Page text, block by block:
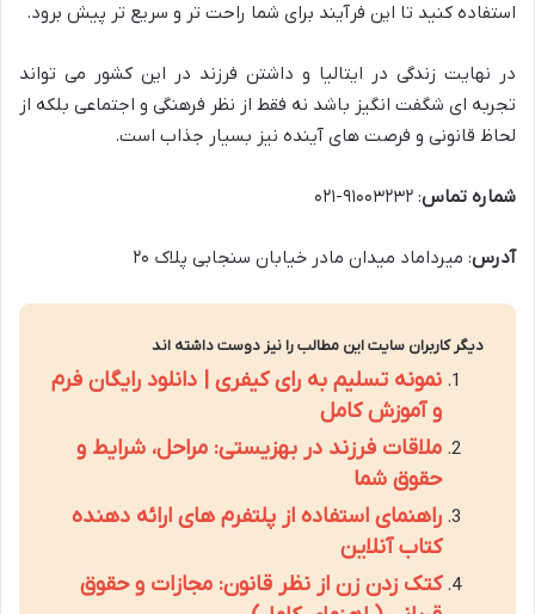
استفاده کنید تا این فرآیند برای شما راحت تر و سریع تر پیش برود.
در نهایت زندگی در ایتالیا و داشتن فرزند در این کشور می تواند
تجربه ای شگفت انگیز باشد نه فقط از نظر فرهنگی و اجتماعی بلکه از
لحاظ قانونی و فرصت های آینده نیز بسیار جذاب است.
شماره تماس: ۹۱۰۰۳۲۳۲-۰۲۱
آدرس: میرداماد میدان مادر خیابان سنجابی پلاک ۲۰
دیگر کاربران سایت این مطالب را نیز دوست داشته اند
نمونه تسلیم به رای کیفری | دانلود رایگان فرم
و آموزش کامل
ملاقات فرزند در بهزیستی: مراحل، شرایط و
حقوق شما
راهنمای استفاده از پلتفرم های ارائه دهنده
کتاب آنلاین
کتک زدن زن از نظر قانون: مجازات و حقوق